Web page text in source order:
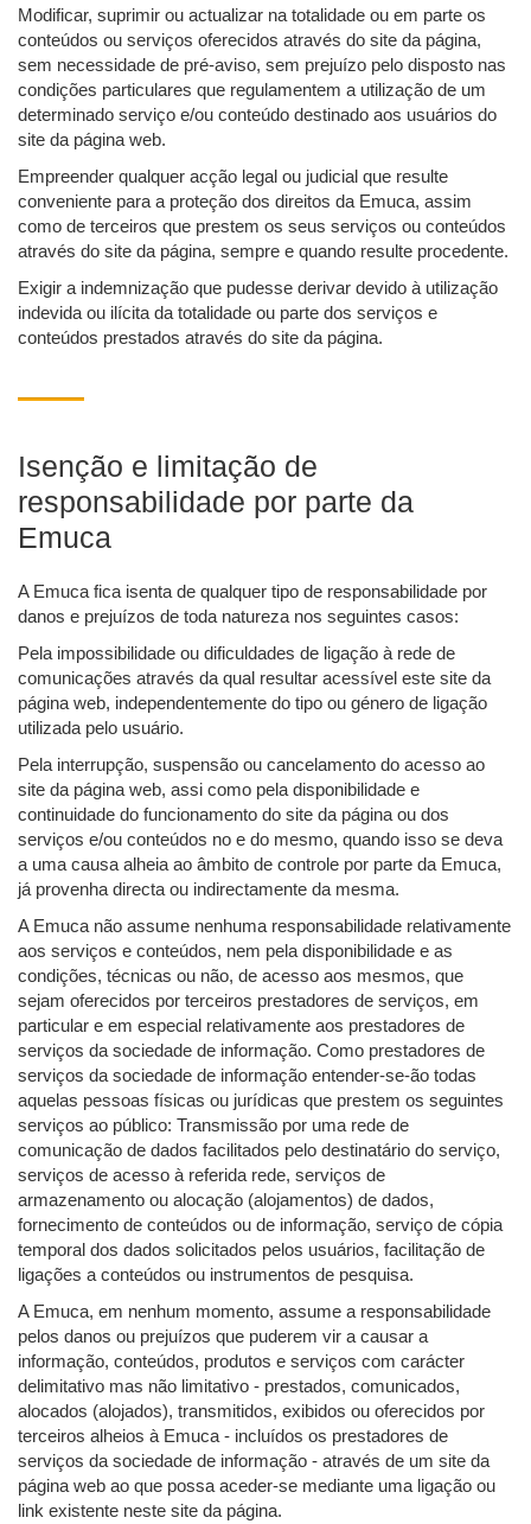
Modificar, suprimir ou actualizar na totalidade ou em parte os
conteúdos ou serviços oferecidos através do site da página,
sem necessidade de pré-aviso, sem prejuízo pelo disposto nas
condições particulares que regulamentem a utilização de um
determinado serviço e/ou conteúdo destinado aos usuários do
site da página web.
Empreender qualquer acção legal ou judicial que resulte
conveniente para a proteção dos direitos da Emuca, assim
como de terceiros que prestem os seus serviços ou conteúdos
através do site da página, sempre e quando resulte procedente.
Exigir a indemnização que pudesse derivar devido à utilização
indevida ou ilícita da totalidade ou parte dos serviços e
conteúdos prestados através do site da página.
Isenção e limitação de
responsabilidade por parte da
Emuca
A Emuca fica isenta de qualquer tipo de responsabilidade por
danos e prejuízos de toda natureza nos seguintes casos:
Pela impossibilidade ou dificuldades de ligação à rede de
comunicações através da qual resultar acessível este site da
página web, independentemente do tipo ou género de ligação
utilizada pelo usuário.
Pela interrupção, suspensão ou cancelamento do acesso ao
site da página web, assi como pela disponibilidade e
continuidade do funcionamento do site da página ou dos
serviços e/ou conteúdos no e do mesmo, quando isso se deva
a uma causa alheia ao âmbito de controle por parte da Emuca,
já provenha directa ou indirectamente da mesma.
A Emuca não assume nenhuma responsabilidade relativamente
aos serviços e conteúdos, nem pela disponibilidade e as
condições, técnicas ou não, de acesso aos mesmos, que
sejam oferecidos por terceiros prestadores de serviços, em
particular e em especial relativamente aos prestadores de
serviços da sociedade de informação. Como prestadores de
serviços da sociedade de informação entender-se-ão todas
aquelas pessoas físicas ou jurídicas que prestem os seguintes
serviços ao público: Transmissão por uma rede de
comunicação de dados facilitados pelo destinatário do serviço,
serviços de acesso à referida rede, serviços de
armazenamento ou alocação (alojamentos) de dados,
fornecimento de conteúdos ou de informação, serviço de cópia
temporal dos dados solicitados pelos usuários, facilitação de
ligações a conteúdos ou instrumentos de pesquisa.
A Emuca, em nenhum momento, assume a responsabilidade
pelos danos ou prejuízos que puderem vir a causar a
informação, conteúdos, produtos e serviços com carácter
delimitativo mas não limitativo - prestados, comunicados,
alocados (alojados), transmitidos, exibidos ou oferecidos por
terceiros alheios à Emuca - incluídos os prestadores de
serviços da sociedade de informação - através de um site da
página web ao que possa aceder-se mediante uma ligação ou
link existente neste site da página.